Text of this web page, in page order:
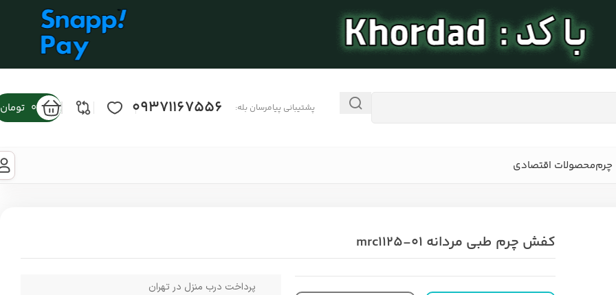
پشتیبانی پیامرسان بله: 09371167556
0 تومان
چرممحصولات اقتصادی
کفش چرم طبی مردانه mrc1125-01
پرداخت درب منزل در تهران